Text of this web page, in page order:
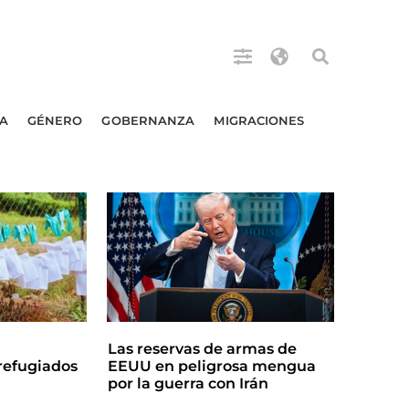
GÉNERO GOBERNANZA MIGRACIONES
Las reservas de armas de
EEUU en peligrosa mengua
por la guerra con Irán